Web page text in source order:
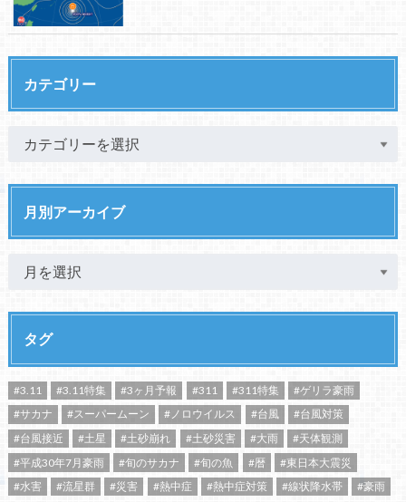
カテゴリー
月別アーカイブ
タグ
#3.11 #3.11特集 #3ヶ月予報 #311 #311特集
#ゲリラ豪雨
#サカナ
#スーパームーン #ノロウイルス #台風
#台風対策
#台風接近
#土星 #土砂崩れ #土砂災害 #大雨
#天体観測
#平成30年7月豪雨
#旬のサカナ #旬の魚 #暦
#東日本大震災
#水害
#流星群 #災害 #熱中症 #熱中症対策 #線状降水帯
#豪雨